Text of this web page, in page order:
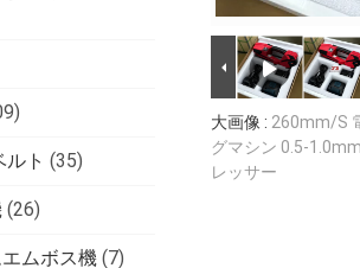
ト (35)
(26)
ムボス機 (7)
大画像 : 260mm/S
グマシン 0.5-
レッサー